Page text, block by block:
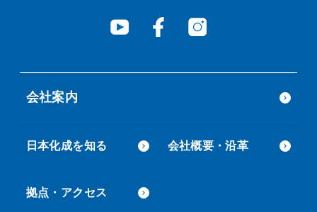
会社案内
日本化成を知る 会社概要・沿革
拠点・アクセス